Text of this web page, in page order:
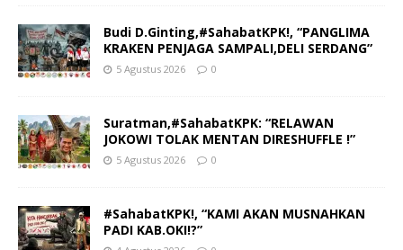
Budi D.Ginting,#SahabatKPK!, “PANGLIMA
KRAKEN PENJAGA SAMPALI,DELI SERDANG”
5 Agustus 2026 0
Suratman,#SahabatKPK: “RELAWAN
JOKOWI TOLAK MENTAN DIRESHUFFLE !”
5 Agustus 2026 0
#SahabatKPK!, “KAMI AKAN MUSNAHKAN
PADI KAB.OKI!?”